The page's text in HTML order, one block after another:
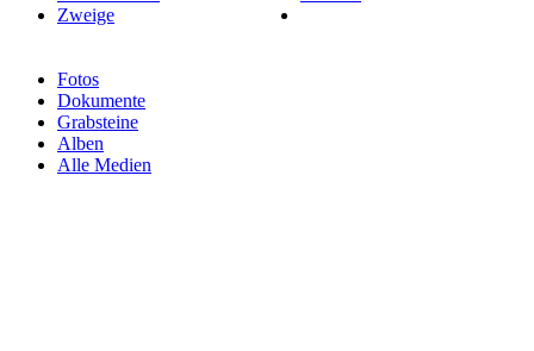
Fotos
Dokumente
Grabsteine
Alben
Alle Medien
Zweige